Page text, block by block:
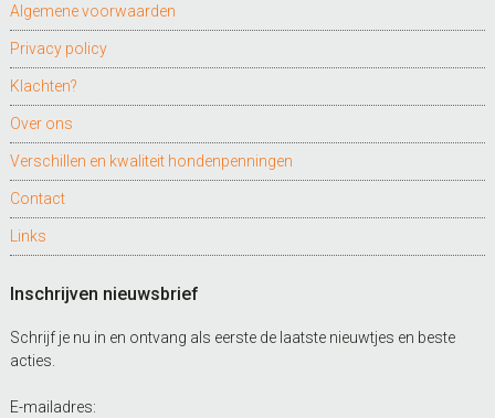
Algemene voorwaarden
Privacy policy
Klachten?
Over ons
Verschillen en kwaliteit hondenpenningen
Contact
Links
Inschrijven nieuwsbrief
Schrijf je nu in en ontvang als eerste de laatste nieuwtjes en beste
acties.
E-mailadres: